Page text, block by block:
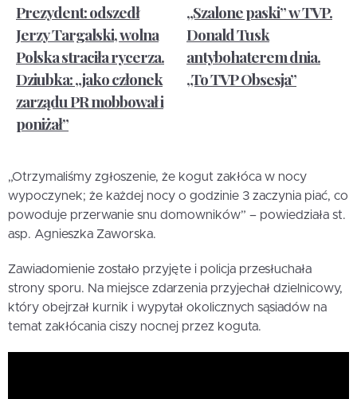
Prezydent: odszedł
Jerzy Targalski, wolna
Polska straciła rycerza.
Dziubka: „jako członek
zarządu PR mobbował i
poniżał”
„Szalone paski” w TVP.
Donald Tusk
antybohaterem dnia.
„To TVP Obsesja”
„Otrzymaliśmy zgłoszenie, że kogut zakłóca w nocy
wypoczynek; że każdej nocy o godzinie 3 zaczynia piać, co
powoduje przerwanie snu domowników” – powiedziała st.
asp. Agnieszka Zaworska.
Zawiadomienie zostało przyjęte i policja przesłuchała
strony sporu. Na miejsce zdarzenia przyjechał dzielnicowy,
który obejrzał kurnik i wypytał okolicznych sąsiadów na
temat zakłócania ciszy nocnej przez koguta.